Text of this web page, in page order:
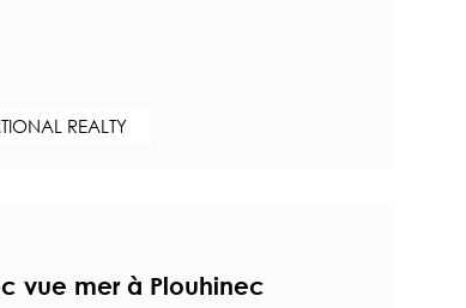
REALTY
vue mer à Plouhinec